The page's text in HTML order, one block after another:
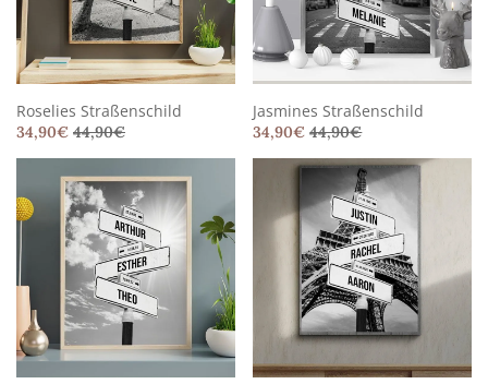
Roselies Straßenschild
34,90€ 44,90€
Jasmines Straßenschild
34,90€ 44,90€